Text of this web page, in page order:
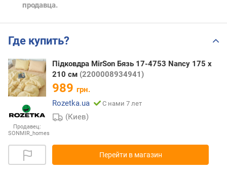
продавца.
Где купить?
Продавец:
SONMIR_homes
Підковдра MirSon Бязь 17-4753 Nancy 175 x
210 см (2200008934941)
989 грн.
Rozetka.ua
С нами 7 лет
(Киев)
Перейти в магазин